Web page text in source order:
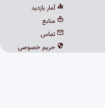
آمار بازدید
منابع
تماس
حریم خصوصی